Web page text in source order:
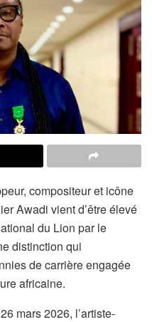
compositeur et icône
Awadi vient d’être élevé
du Lion par le
distinction qui
de carrière engagée
africaine.
mars 2026, l’artiste-